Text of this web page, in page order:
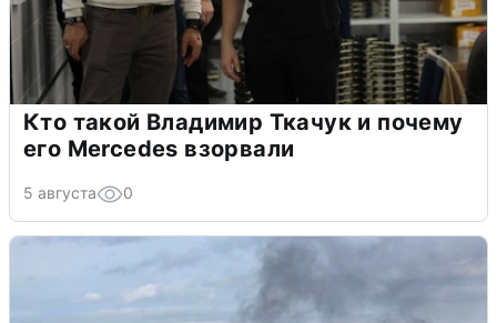
Кто такой Владимир Ткачук и почему
его Mercedes взорвали
5 августа 0